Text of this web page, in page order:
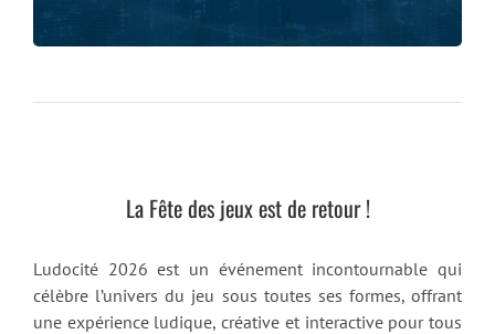
La Fête des jeux est de retour !
Ludocité 2026 est un événement incontournable qui
célèbre l’univers du jeu sous toutes ses formes, offrant
une expérience ludique, créative et interactive pour tous